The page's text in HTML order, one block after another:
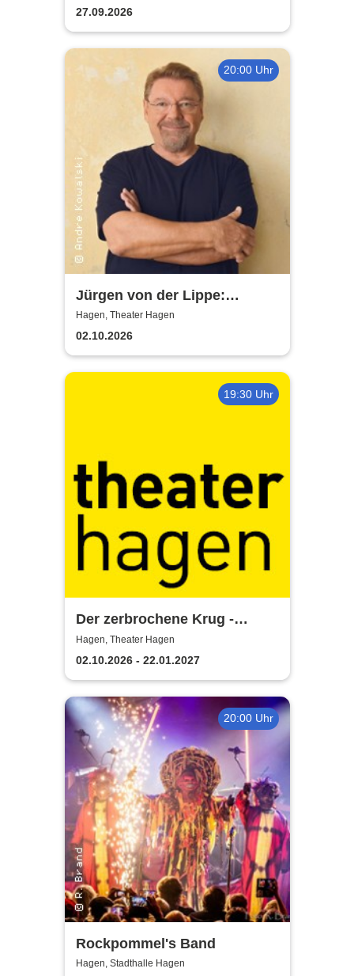
Hagen
27.09.2026
20:00 Uhr
Jürgen von der Lippe:
Sextextsextett - Comedy-
Lesung
Hagen, Theater Hagen
02.10.2026
19:30 Uhr
Der zerbrochene Krug -
Theater Hagen
Hagen, Theater Hagen
02.10.2026 - 22.01.2027
20:00 Uhr
Rockpommel's Band
Hagen, Stadthalle Hagen